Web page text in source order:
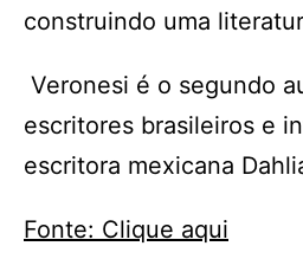
construindo uma
Veronesi é o segundo
escritores brasileiros e
escritora mexicana
Fonte: Clique aqui